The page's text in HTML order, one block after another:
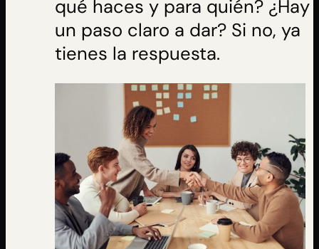
qué haces y para quién? ¿Hay
un paso claro a dar? Si no, ya
tienes la respuesta.